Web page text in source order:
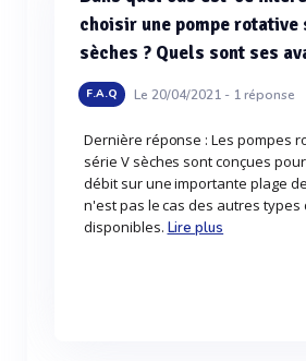
choisir une pompe rotative
sèches ? Quels sont ses
F.A.Q Le 20/04/2021 - 1réponse
Dernière réponse : Les pompes
série V sèches sont conçues
débit sur une importante plage
n'est pas le cas des autres types
disponibles. Lire plus